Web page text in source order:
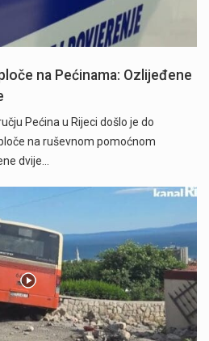
na Pećinama: Ozlijeđene
Pećina u Rijeci došlo je do
na ruševnom pomoćnom
dvije…